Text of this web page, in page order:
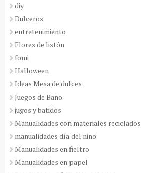
diy
Dulceros
entretenimiento
Flores de listón
fomi
Halloween
Ideas Mesa de dulces
Juegos de Baño
jugos y batidos
Manualidades con materiales reciclados
manualidades día del niño
Manualidades en fieltro
Manualidades en papel